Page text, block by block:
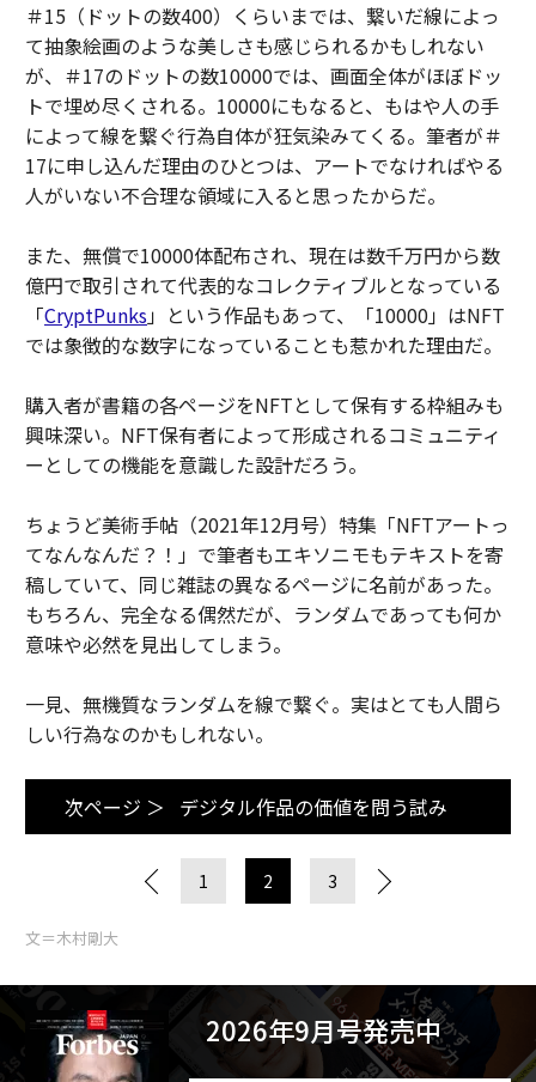
＃15（ドットの数400）くらいまでは、繋いだ線によっ
て抽象絵画のような美しさも感じられるかもしれない
が、＃17のドットの数10000では、画面全体がほぼドッ
トで埋め尽くされる。10000にもなると、もはや人の手
によって線を繋ぐ行為自体が狂気染みてくる。筆者が＃
17に申し込んだ理由のひとつは、アートでなければやる
人がいない不合理な領域に入ると思ったからだ。
また、無償で10000体配布され、現在は数千万円から数
億円で取引されて代表的なコレクティブルとなっている
「CryptPunks」 という作品もあって、「10000」はNFT
では象徴的な数字になっていることも惹かれた理由だ。
購入者が書籍の各ページをNFTとして保有する枠組みも
興味深い。NFT保有者によって形成されるコミュニティ
ーとしての機能を意識した設計だろう。
ちょうど美術手帖（2021年12月号）特集「NFTアートっ
てなんなんだ？！」で筆者もエキソニモもテキストを寄
稿していて、同じ雑誌の異なるページに名前があった。
もちろん、完全なる偶然だが、ランダムであっても何か
意味や必然を見出してしまう。
一見、無機質なランダムを線で繋ぐ。実はとても人間ら
しい行為なのかもしれない。
次ページ ＞ デジタル作品の価値を問う試み
1 2 3
文＝木村剛大
2026年9月号発売中